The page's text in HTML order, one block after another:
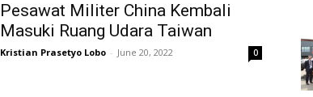
Pesawat Militer China Kembali
Masuki Ruang Udara Taiwan
Kristian Prasetyo Lobo - June 20, 2022 0